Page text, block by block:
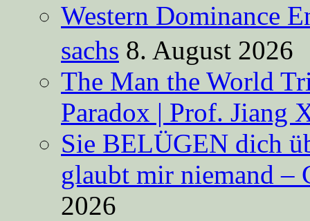
Western Dominance
sachs 8. August 2026
The Man the World
Paradox | Prof. Jiang
Sie BELÜGEN dich
glaubt mir niemand –
2026